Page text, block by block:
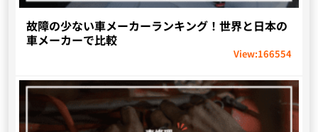
故障の少ない車メーカーランキング！世界と日本の
車メーカーで比較
View:166554